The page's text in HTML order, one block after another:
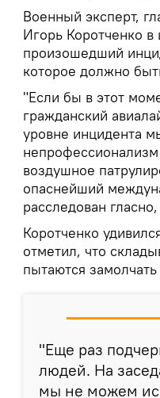
Военный эксперт,
Игорь Коротченко в
произошедший
которое должно
"Если бы в этот
гражданский
уровне инцидента
воздушное
опаснейший
расследован
Коротченко
отметил, что
пытаются
"Еще раз
людей. На
мы не можем